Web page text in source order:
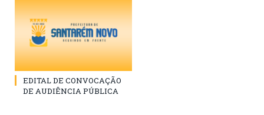
EDITAL DE CONVOCAÇÃO
DE AUDIÊNCIA PÚBLICA